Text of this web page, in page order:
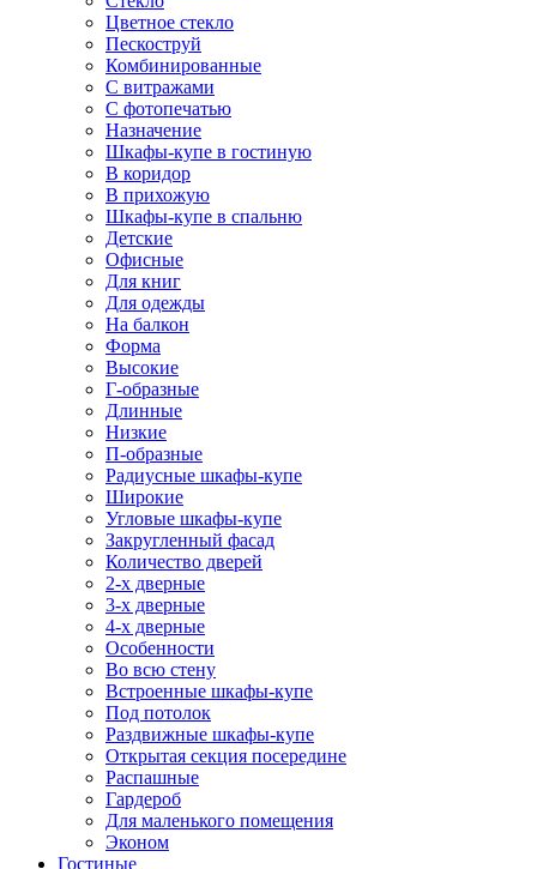
Цветное стекло
Пескоструй
Комбинированные
С витражами
С фотопечатью
Назначение
Шкафы-купе в гостиную
В коридор
В прихожую
Шкафы-купе в спальню
Детские
Офисные
Для книг
Для одежды
На балкон
Форма
Высокие
Г-образные
Длинные
Низкие
П-образные
Радиусные шкафы-купе
Широкие
Угловые шкафы-купе
Закругленный фасад
Количество дверей
2-х дверные
3-х дверные
4-х дверные
Особенности
Во всю стену
Встроенные шкафы-купе
Под потолок
Раздвижные шкафы-купе
Открытая секция посередине
Распашные
Гардероб
Для маленького помещения
Эконом
Гостиные